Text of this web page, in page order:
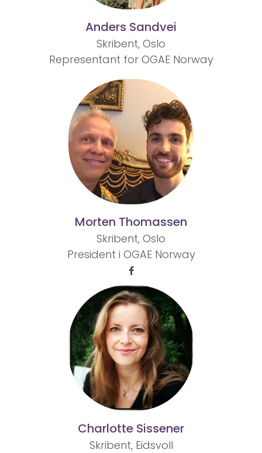
Anders Sandvei
Skribent, Oslo
Representant for OGAE Norway
Morten Thomassen
Skribent, Oslo
President i OGAE Norway
Charlotte Sissener
Skribent, Eidsvoll